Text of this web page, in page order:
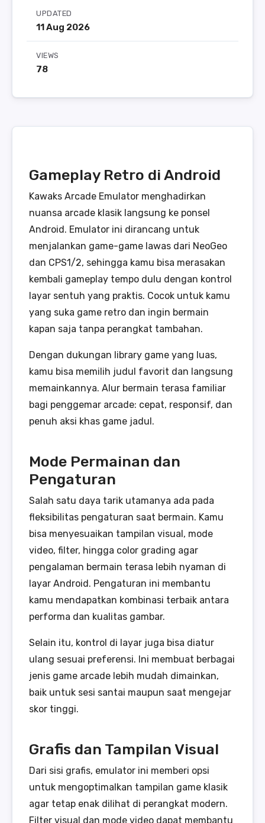
UPDATED
11 Aug 2026
VIEWS
78
Gameplay Retro di Android
Kawaks Arcade Emulator menghadirkan
nuansa arcade klasik langsung ke ponsel
Android. Emulator ini dirancang untuk
menjalankan game-game lawas dari NeoGeo
dan CPS1/2, sehingga kamu bisa merasakan
kembali gameplay tempo dulu dengan kontrol
layar sentuh yang praktis. Cocok untuk kamu
yang suka game retro dan ingin bermain
kapan saja tanpa perangkat tambahan.
Dengan dukungan library game yang luas,
kamu bisa memilih judul favorit dan langsung
memainkannya. Alur bermain terasa familiar
bagi penggemar arcade: cepat, responsif, dan
penuh aksi khas game jadul.
Mode Permainan dan
Pengaturan
Salah satu daya tarik utamanya ada pada
fleksibilitas pengaturan saat bermain. Kamu
bisa menyesuaikan tampilan visual, mode
video, filter, hingga color grading agar
pengalaman bermain terasa lebih nyaman di
layar Android. Pengaturan ini membantu
kamu mendapatkan kombinasi terbaik antara
performa dan kualitas gambar.
Selain itu, kontrol di layar juga bisa diatur
ulang sesuai preferensi. Ini membuat berbagai
jenis game arcade lebih mudah dimainkan,
baik untuk sesi santai maupun saat mengejar
skor tinggi.
Grafis dan Tampilan Visual
Dari sisi grafis, emulator ini memberi opsi
untuk mengoptimalkan tampilan game klasik
agar tetap enak dilihat di perangkat modern.
Filter visual dan mode video dapat membantu